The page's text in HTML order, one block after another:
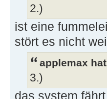
2.)
ist eine
stört es nicht
applemax
3.)
das system